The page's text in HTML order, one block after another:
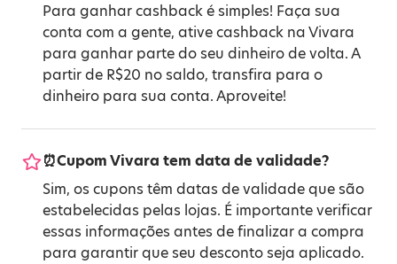
Para ganhar cashback é simples! Faça sua
conta com a gente, ative cashback na Vivara
para ganhar parte do seu dinheiro de volta. A
partir de R$20 no saldo, transfira para o
dinheiro para sua conta. Aproveite!
⏰Cupom Vivara tem data de validade?
Sim, os cupons têm datas de validade que são
estabelecidas pelas lojas. É importante verificar
essas informações antes de finalizar a compra
para garantir que seu desconto seja aplicado.